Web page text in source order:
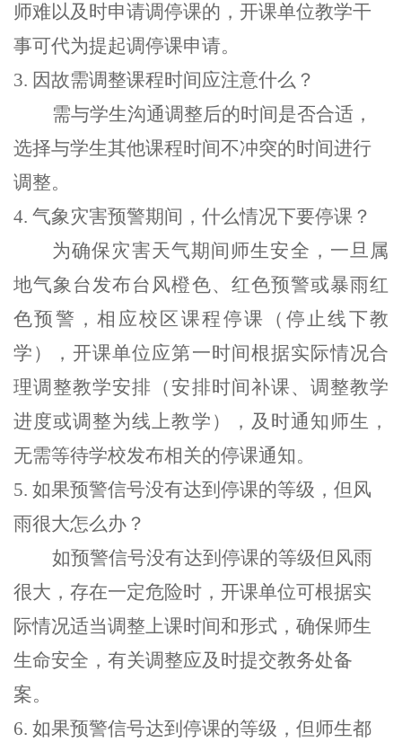
师难以及时申请调停课的 ， 开课单位教学干
事可代为提起调停课申请。
3. 因故需调整课程时间应注意什么？
需与学生沟通调整后的时间是否合适，
选择与学生其他课程时间不冲突的时间进行
调整。
4. 气象灾害预警期间，什么情况下要停课？
为确保灾害天气期间师生安全，一旦属
地气象台发布台风橙色、红色预警或暴雨红
色预警，相应校区课程停课（停止线下教
学），开课单位应第一时间根据实际情况合
理调整教学安排（安排时间补课、调整教学
进度或调整为线上教学），及时通知师生，
无需等待学校发布相关的停课通知。
5. 如果预警信号没有达到停课的等级，但风
雨很大怎么办？
如预警信号没有达到停课的等级但风雨
很大，存在一定危险时，开课单位可根据实
际情况适当调整上课时间和形式，确保师生
生命安全，有关调整应及时提交教务处备
案。
6. 如果预警信号达到停课的等级 ， 但师生都